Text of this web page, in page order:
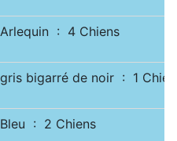
Arlequin : 4 Chiens
gris bigarré de noir : 1
Bleu : 2 Chiens